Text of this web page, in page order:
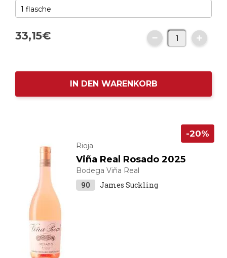
33,15€
IN DEN WARENKORB
Rioja
Viña Real Rosado 2025
Bodega Viña Real
90 James Suckling
-20%